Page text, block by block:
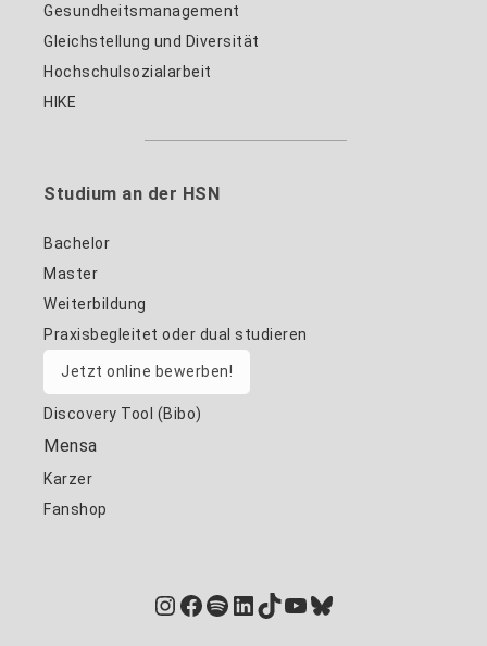
Gesundheitsmanagement
Gleichstellung und Diversität
Hochschulsozialarbeit
HIKE
Studium an der HSN
Bachelor
Master
Weiterbildung
Praxisbegleitet oder dual studieren
Jetzt online bewerben!
Discovery Tool (Bibo)
Mensa
Karzer
Fanshop
Instagram
Facebook
Spotify
LinkedIn
TikTok
YouTube
Bluesky